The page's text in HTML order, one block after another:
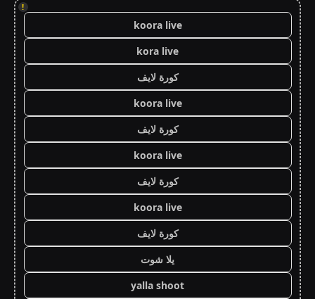
!
koora live
kora live
كورة لايف
koora live
كورة لايف
koora live
كورة لايف
koora live
كورة لايف
يلا شوت
yalla shoot